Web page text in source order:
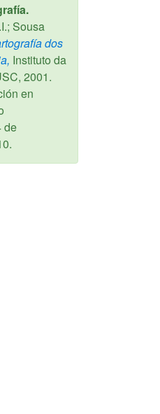
Sousa
dos
Instituto da
2001.
en
de
.